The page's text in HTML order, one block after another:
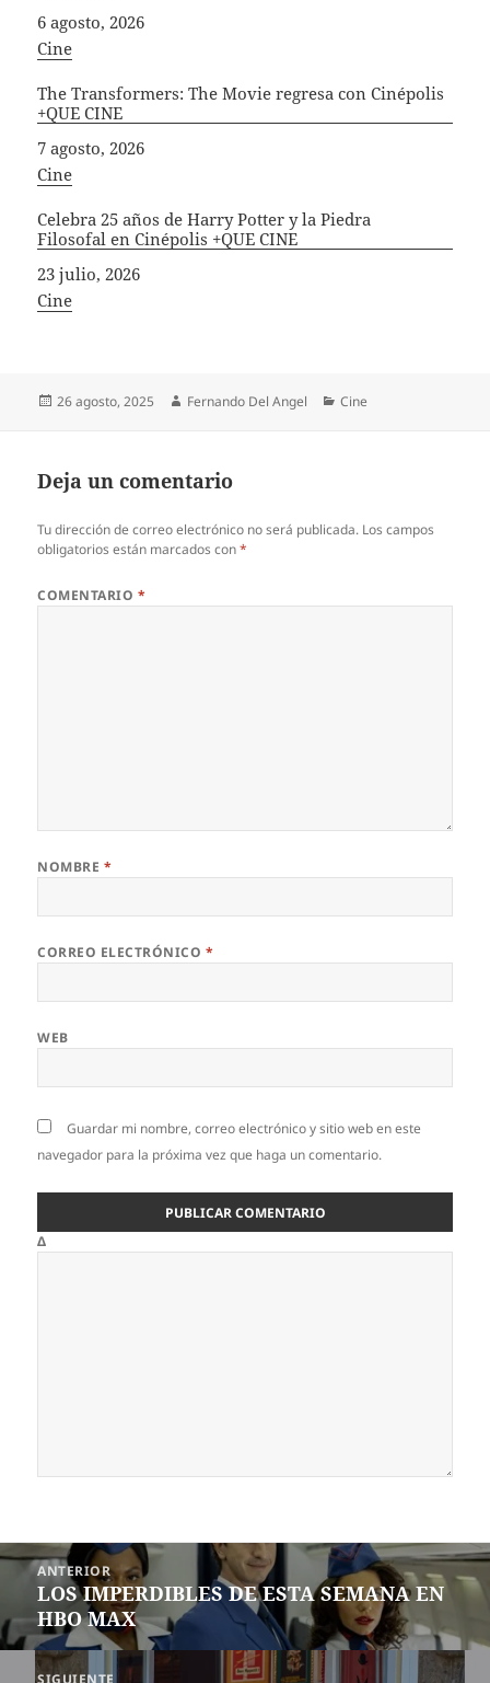
Fecha
6 agosto, 2026
In relation to
Cine
The Transformers: The Movie regresa con Cinépolis
+QUE CINE
Fecha
7 agosto, 2026
In relation to
Cine
Celebra 25 años de Harry Potter y la Piedra
Filosofal en Cinépolis +QUE CINE
Fecha
23 julio, 2026
In relation to
Cine
Publicado
26 agosto, 2025 Autor
Fernando Del Angel Categorías
Cine
Deja un comentario
Tu dirección de correo electrónico no será publicada. Los campos
obligatorios están marcados con*
COMENTARIO *
NOMBRE *
CORREO ELECTRÓNICO *
WEB
Guardar mi nombre, correo electrónico y sitio web en este
navegador para la próxima vez que haga un comentario.
Δ
Navegación
entradas
ANTERIOR
Entrada
anterior:
LOS IMPERDIBLES DE ESTA SEMANA EN
HBO MAX
SIGUIENTE